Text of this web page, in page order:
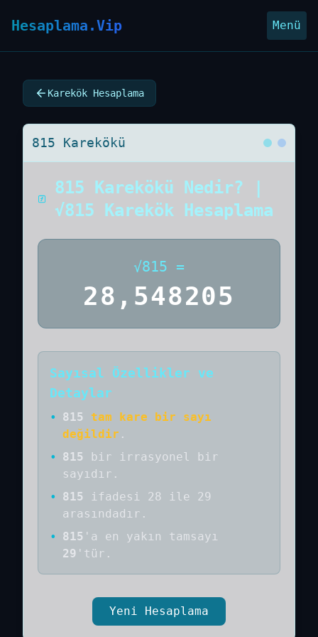
Hesaplama.Vip Menü
Karekök Hesaplama
815 Karekökü
815 Karekökü Nedir? |
√815 Karekök Hesaplama
√815 =
28,548205
Sayısal Özellikler ve
Detaylar
• 815
tam kare bir sayı
değildir .
•
815 bir
irrasyonel bir
sayıdır .
•
815
ifadesi 28 ile 29
arasındadır.
•
815 'a en yakın tamsayı
29 'tür.
Yeni Hesaplama